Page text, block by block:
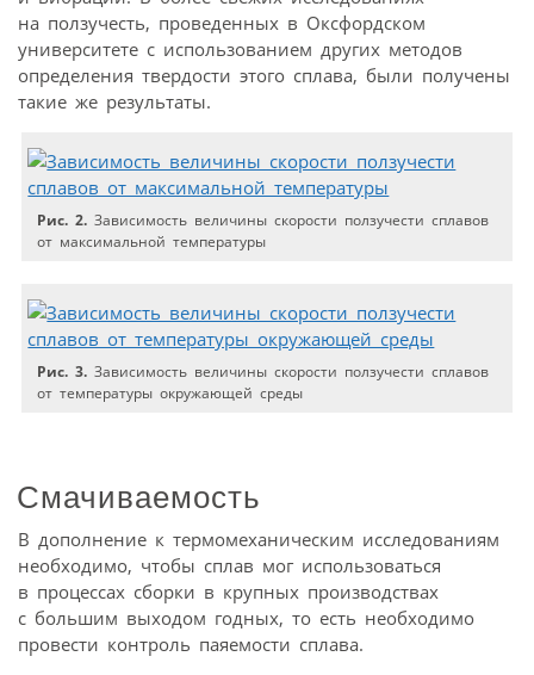
на ползучесть, проведенных в Оксфордском
университете с использованием других методов
определения твердости этого сплава, были получены
такие же результаты.
Рис. 2. Зависимость величины скорости ползучести сплавов
от максимальной температуры
Рис. 3. Зависимость величины скорости ползучести сплавов
от температуры окружающей среды
Смачиваемость
В дополнение к термомеханическим исследованиям
необходимо, чтобы сплав мог использоваться
в процессах сборки в крупных производствах
с большим выходом годных, то есть необходимо
провести контроль паяемости сплава.